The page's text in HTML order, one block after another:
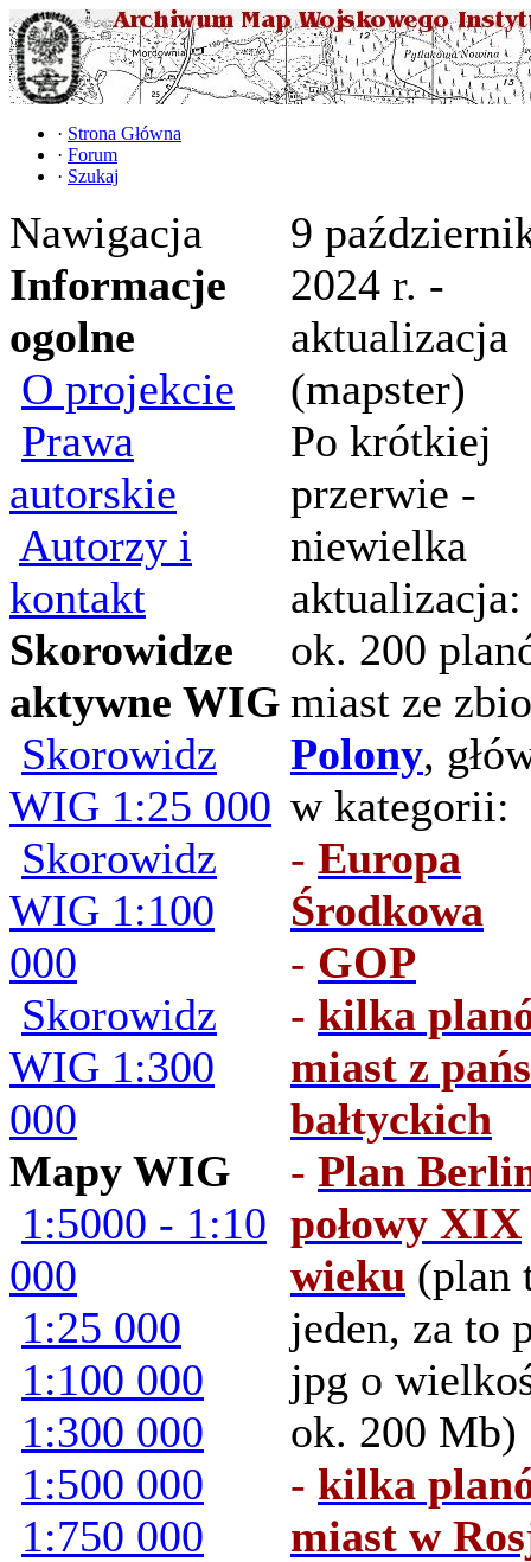
· Strona Główna
· Forum
· Szukaj
Nawigacja
Informacje
ogolne
O projekcie
Prawa
autorskie
Autorzy i
kontakt
Skorowidze
aktywne WIG
Skorowidz
WIG 1:25 000
Skorowidz
WIG 1:100
000
Skorowidz
WIG 1:300
000
Mapy WIG
1:5000 - 1:10
000
1:25 000
1:100 000
1:300 000
1:500 000
1:750 000
9
2024 r. -
aktualizacja
(mapster)
Po krótkiej
przerwie -
niewielka
aktualizacja:
ok. 200
miast ze
Polony,
w kategorii:
- Europa
Środkowa
- GOP
- kilka
miast z
bałtyckich
- Plan
połowy XIX
wieku (plan
jeden, za to
jpg o
ok. 200 Mb)
- kilka
miast w